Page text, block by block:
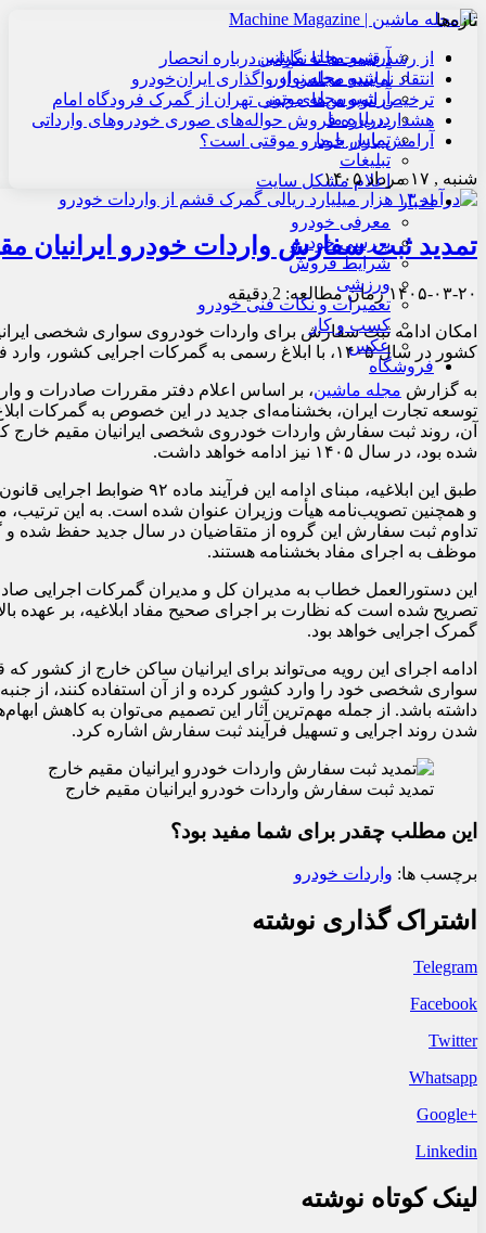
آرشیو مجله ماشین
آرشیو مجله نوآور
آرشیو مجله موتور
درباره ما
تماس با ما
تبلیغات
اعلام مشکل سایت
اخبار
معرفی خودرو
بررسی خودرو
شرایط فروش
ورزشی
تعمیرات و نکات فنی خودرو
کسب و کار
عکس
فروشگاه
تازه‌ها
از رشد قیمت‌ها تا نگرانی درباره انحصار
انتقاد نماینده مجلس از واگذاری ایران‌خودرو
ترخیص اتوبوس‌های چینی تهران از گمرک فرودگاه امام
هشدار درباره فروش حواله‌های صوری خودروهای وارداتی
آرامش بازار خودرو موقتی است؟
شنبه , ۱۷ مرداد ۱۴۰۵
تمدید ثبت سفارش واردات خودرو ایرانیان
۱۴۰۵-۰۳-۲۰زمان مطالعه: 2 دقیقه
امکان ادامه ثبت سفارش برای واردات خودروی سواری شخصی
کشور در سال ۱۴۰۵، با ابلاغ رسمی به گمرکات اجرایی کشور، وارد فاز اجرایی شد.
به گزارش مجله ماشین، بر اساس اعلام دفتر مقررات صادرات و
توسعه تجارت ایران، بخشنامه‌ای جدید در این خصوص به گمرکات
شده بود، در سال ۱۴۰۵ نیز ادامه خواهد داشت.
و همچنین تصویب‌نامه هیأت وزیران عنوان شده است. به این ترتیب،
تداوم ثبت سفارش این گروه از متقاضیان در سال جدید حفظ شده و
موظف به اجرای مفاد بخشنامه هستند.
این دستورالعمل خطاب به مدیران کل و مدیران گمرکات اجرایی
تصریح شده است که نظارت بر اجرای صحیح مفاد ابلاغیه، بر عهده
گمرک اجرایی خواهد بود.
ادامه اجرای این رویه می‌تواند برای ایرانیان ساکن خارج از کشور
سواری شخصی خود را وارد کشور کرده و از آن استفاده کنند، از
داشته باشد. از جمله مهم‌ترین آثار این تصمیم می‌توان به کاهش
شدن روند اجرایی و تسهیل فرآیند ثبت سفارش اشاره کرد.
تمدید ثبت سفارش واردات خودرو ایرانیان مقیم خارج
این مطلب چقدر برای شما مفید بود؟
برچسب ها: واردات خودرو
اشتراک گذاری نوشته
Telegram
Facebook
Twitter
Whatsapp
+Google
Linkedin
لینک کوتاه نوشته